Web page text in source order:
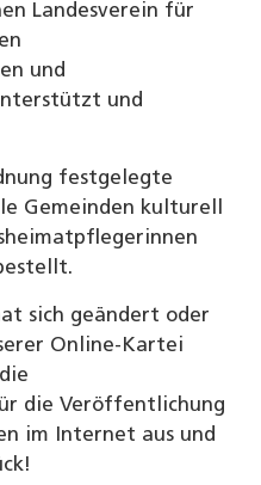
Landesverein für
und
und
festgelegte
Gemeinden kulturell
sich geändert oder
Online-Kartei
die Veröffentlichung
im Internet aus und